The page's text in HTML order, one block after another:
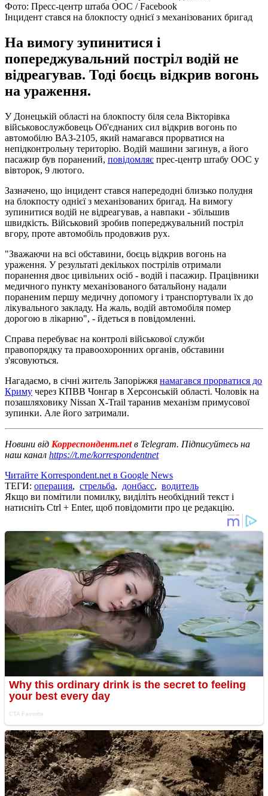
Фото: Пресс-центр штаба ООС / Facebook
Інцидент стався на блокпосту однієї з механізованих бригад
На вимогу зупинитися і
попереджувальний постріл водій не
відреагував. Тоді боєць відкрив вогонь
на ураження.
У Донецькій області на блокпосту біля села Вікторівка
військовослужбовець Об'єднаних сил відкрив вогонь по
автомобілю ВАЗ-2105, який намагався прорватися на
непідконтрольну територію. Водій машини загинув, а його
пасажир був поранений, повідомляє прес-центр штабу ООС у
вівторок, 9 лютого.
Зазначено, що інцидент стався напередодні близько полудня
на блокпосту однієї з механізованих бригад. На вимогу
зупинитися водій не відреагував, а навпаки - збільшив
швидкість. Військовий зробив попереджувальний постріл
вгору, проте автомобіль продовжив рух.
"Зважаючи на всі обставини, боєць відкрив вогонь на
ураження. У результаті декількох пострілів отримали
поранення двоє цивільних осіб - водій і пасажир. Працівники
медичного пункту механізованого батальйону надали
пораненим першу медичну допомогу і транспортували їх до
лікувального закладу. На жаль, водій автомобіля помер
дорогою в лікарню", - йдеться в повідомленні.
Справа перебуває на контролі військової служби
правопорядку та правоохоронних органів, обставини
з'ясовуються.
Нагадаємо, в січні житель Запоріжжя намагався прорватися до
Криму через КПВВ Чонгар в Херсонській області. Чоловік на
позашляховику Nissan X-Trail таранив механізм примусової
зупинки. Але його затримали.
Новини від Корреспондент.netв Telegram. Підписуйтесь на
наш канал https://t.me/korrespondentnet
Читайте Korrespondent.net в Google News
ТЕГИ: операция, стрельба, донбасс, водитель
Якщо ви помітили помилку, виділіть необхідний текст і
натисніть Ctrl + Enter, щоб повідомити про це редакцію.